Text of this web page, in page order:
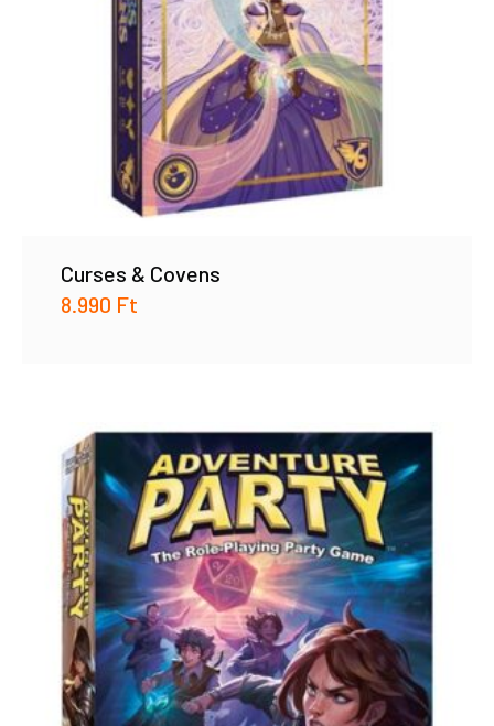
Curses & Covens
8.990 Ft